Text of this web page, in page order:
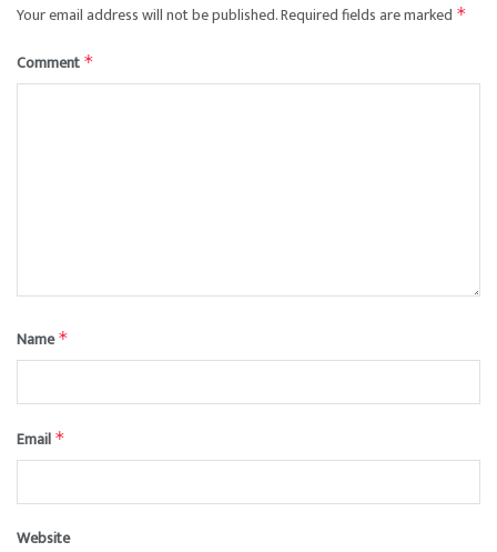
Your email address will not be published.Required fields are marked *
Comment *
Name*
Email *
Website